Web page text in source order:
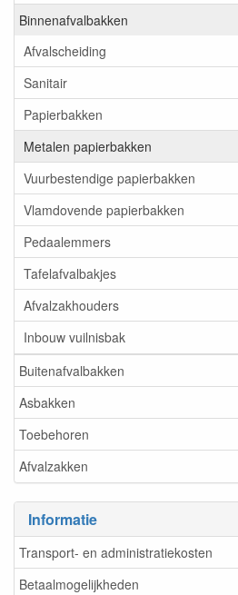
Binnenafvalbakken
Afvalscheiding
Sanitair
Papierbakken
Metalen papierbakken
Vuurbestendige papierbakken
Vlamdovende papierbakken
Pedaalemmers
Tafelafvalbakjes
Afvalzakhouders
Inbouw vuilnisbak
Buitenafvalbakken
Asbakken
Toebehoren
Afvalzakken
Informatie
Transport- en administratiekosten
Betaalmogelijkheden